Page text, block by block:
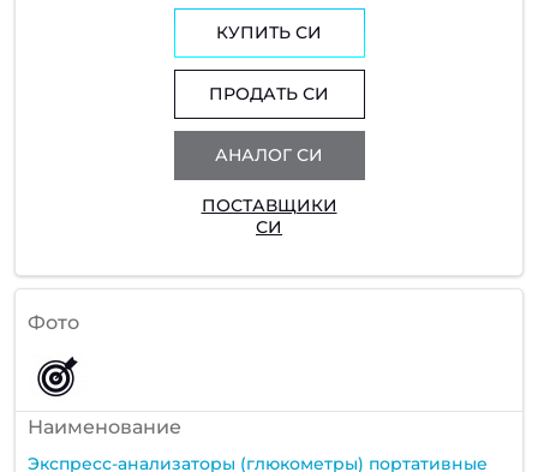
КУПИТЬ СИ
ПРОДАТЬ СИ
АНАЛОГ СИ
ПОСТАВЩИКИ
СИ
Фото
Наименование
Экспресс-анализаторы (глюкометры) портативные